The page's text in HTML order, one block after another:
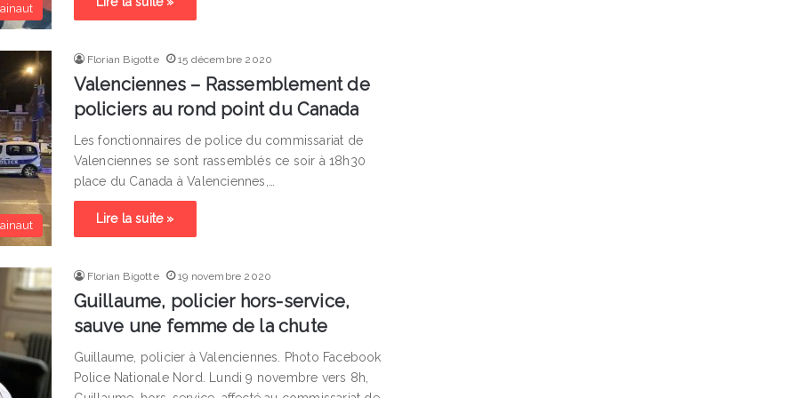
Florian Bigotte 15 décembre 2020
Valenciennes – Rassemblement de
policiers au rond point du Canada
Les fonctionnaires de police du commissariat de
Valenciennes se sont rassemblés ce soir à 18h30
place du Canada à Valenciennes,…
Lire la suite »
Florian Bigotte 19 novembre 2020
Guillaume, policier hors-service,
sauve une femme de la chute
Guillaume, policier à Valenciennes. Photo Facebook
Police Nationale Nord. Lundi 9 novembre vers 8h,